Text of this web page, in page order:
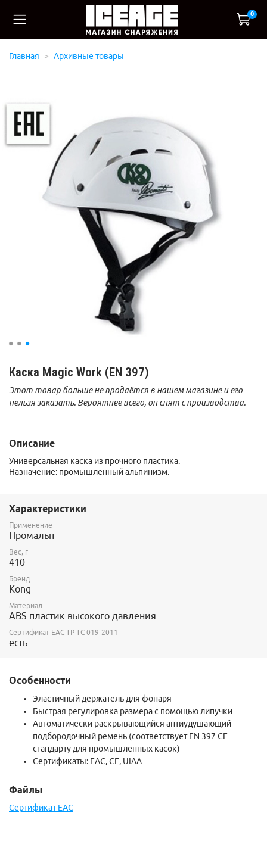
0
Главная Архивные товары
Каска Magic Work (EN 397)
Этот товар больше не продаётся в нашем магазине и его
нельзя заказать. Вероятнее всего, он снят с производства.
Описание
Универсальная каска из прочного пластика.
Назначение: промышленный альпинизм.
Характеристики
Применение
Промальп
Вес, г
410
Бренд
Kong
Материал
ABS пластик высокого давления
Сертификат ЕАС ТР ТС 019-2011
есть
Особенности
Эластичный держатель для фонаря
Быстрая регулировка размера с помощью липучки
Автоматически раскрывающийся антиудушающий
подбородочный ремень (соответствует EN 397 CE –
стандарту для промышленных касок)
Сертификаты: EAC, СЕ, UIAA
Файлы
Сертификат ЕАС